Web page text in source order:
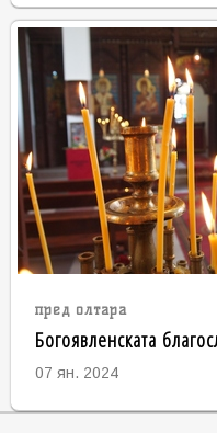
пред олтара
Богоявленската
07 ян. 2024